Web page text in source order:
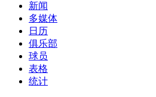
新闻
多媒体
日历
俱乐部
球员
表格
统计